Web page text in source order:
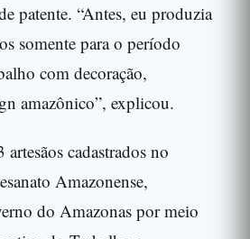
patente. “Antes, eu produzia
somente para o período
com decoração,
amazônico”, explicou.
cadastrados no
Amazonense,
do Amazonas por meio